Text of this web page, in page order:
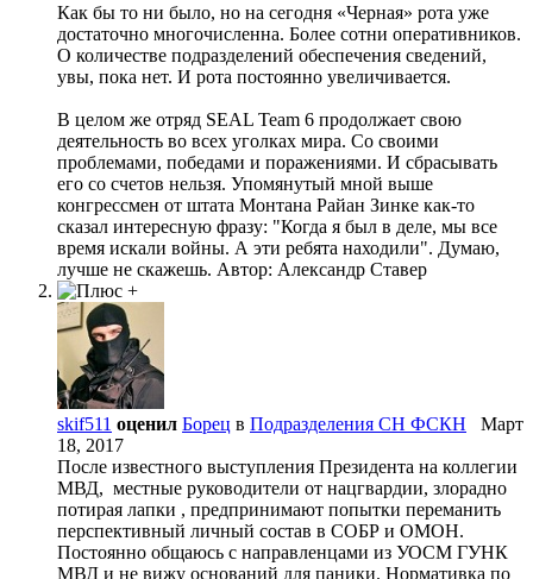
Как бы то ни было, но на сегодня «Черная» рота уже
достаточно многочисленна. Более сотни оперативников.
О количестве подразделений обеспечения сведений,
увы, пока нет. И рота постоянно увеличивается.
В целом же отряд SEAL Team 6 продолжает свою
деятельность во всех уголках мира. Со своими
проблемами, победами и поражениями. И сбрасывать
его со счетов нельзя. Упомянутый мной выше
конгрессмен от штата Монтана Райан Зинке как-то
сказал интересную фразу: "Когда я был в деле, мы все
время искали войны. А эти ребята находили". Думаю,
лучше не скажешь. Автор: Александр Ставер
skif511 оценил Борец в Подразделения СН ФСКН
Март
18, 2017
После известного выступления Президента на коллегии
МВД, местные руководители от нацгвардии, злорадно
потирая лапки , предпринимают попытки переманить
перспективный личный состав в СОБР и ОМОН.
Постоянно общаюсь с направленцами из УОСМ ГУНК
МВД и не вижу оснований для паники. Нормативка по